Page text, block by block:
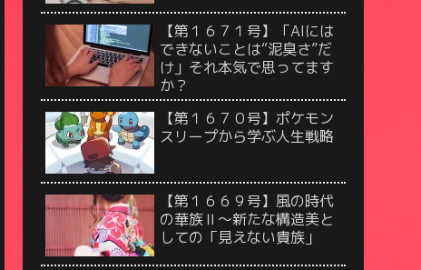
【第１６７１号】「AIには
できないことは“泥臭さ”だ
け」それ本気で思ってます
か？
【第１６７０号】ポケモン
スリープから学ぶ人生戦略
【第１６６９号】風の時代
の華族Ⅱ〜新たな構造美と
しての「見えない貴族」